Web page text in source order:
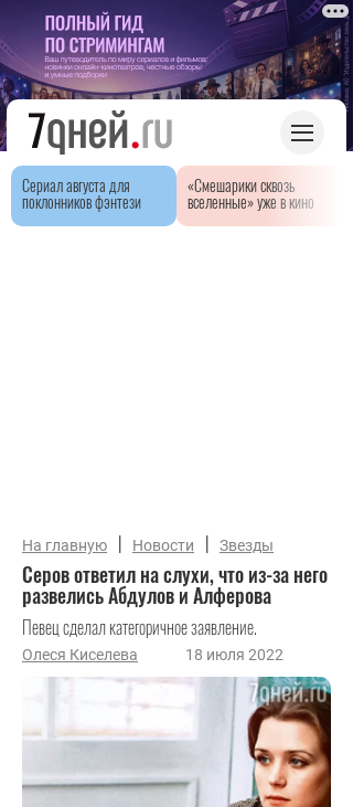
Сериал августа для
поклонников фэнтези
«Смешарики сквозь
вселенные» уже в кино
На главную | Новости | Звезды
Серов ответил на слухи, что из-за него
развелись Абдулов и Алферова
Певец сделал категоричное заявление.
Олеся Киселева 18 июля 2022